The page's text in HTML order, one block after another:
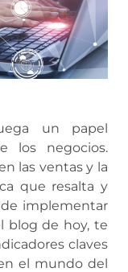
un papel
los negocios.
las ventas y la
que resalta y
implementar
blog de hoy, te
claves
el mundo del